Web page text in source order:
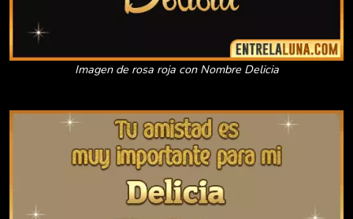
Imagen de rosa roja con Nombre Delicia